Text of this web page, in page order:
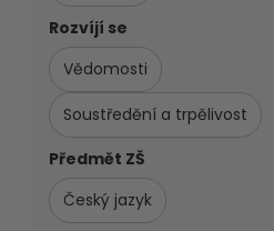
Rozvíjí se
Vědomosti
Soustředění a trpělivost
Předmět ZŠ
Český jazyk